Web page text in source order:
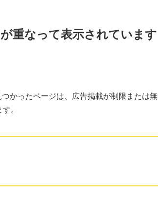
重なって表示されています
かったページは、広告掲載が制限または無
。